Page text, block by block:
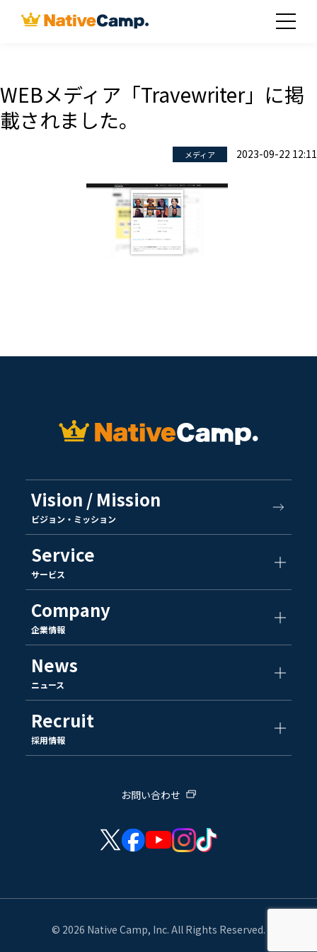
WEBメディア「Travewriter」に掲
載されました。
メディア 2023-09-22 12:11
Vision / Mission
ビジョン・ミッション
Service
サービス
Company
企業情報
News
ニュース
Recruit
採用情報
お問い合わせ
© 2026 Native Camp, Inc. All Rights Reserved.